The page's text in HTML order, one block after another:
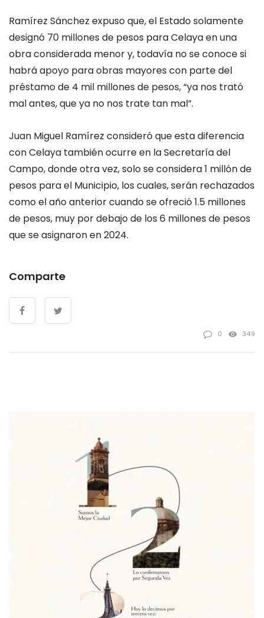
Ramírez Sánchez expuso que, el Estado solamente
designó 70 millones de pesos para Celaya en una
obra considerada menor y, todavía no se conoce si
habrá apoyo para obras mayores con parte del
préstamo de 4 mil millones de pesos, “ya nos trató
mal antes, que ya no nos trate tan mal”.
Juan Miguel Ramírez consideró que esta diferencia
con Celaya también ocurre en la Secretaría del
Campo, donde otra vez, solo se considera 1 millón de
pesos para el Municipio, los cuales, serán rechazados
como el año anterior cuando se ofreció 1.5 millones
de pesos, muy por debajo de los 6 millones de pesos
que se asignaron en 2024.
Comparte
0 349